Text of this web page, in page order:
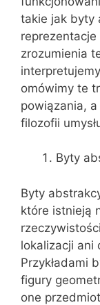
takie jak byty
reprezentacje
zrozumienia
omówimy te
powiązania,
filozofii
Byty
Byty
które istnieją
lokalizacji ani
Przykładami
figury
one